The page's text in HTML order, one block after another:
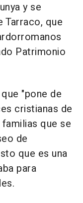
y se
Tarraco, que
Patrimonio
"pone de
cristianas de
que se
de
que es una
para